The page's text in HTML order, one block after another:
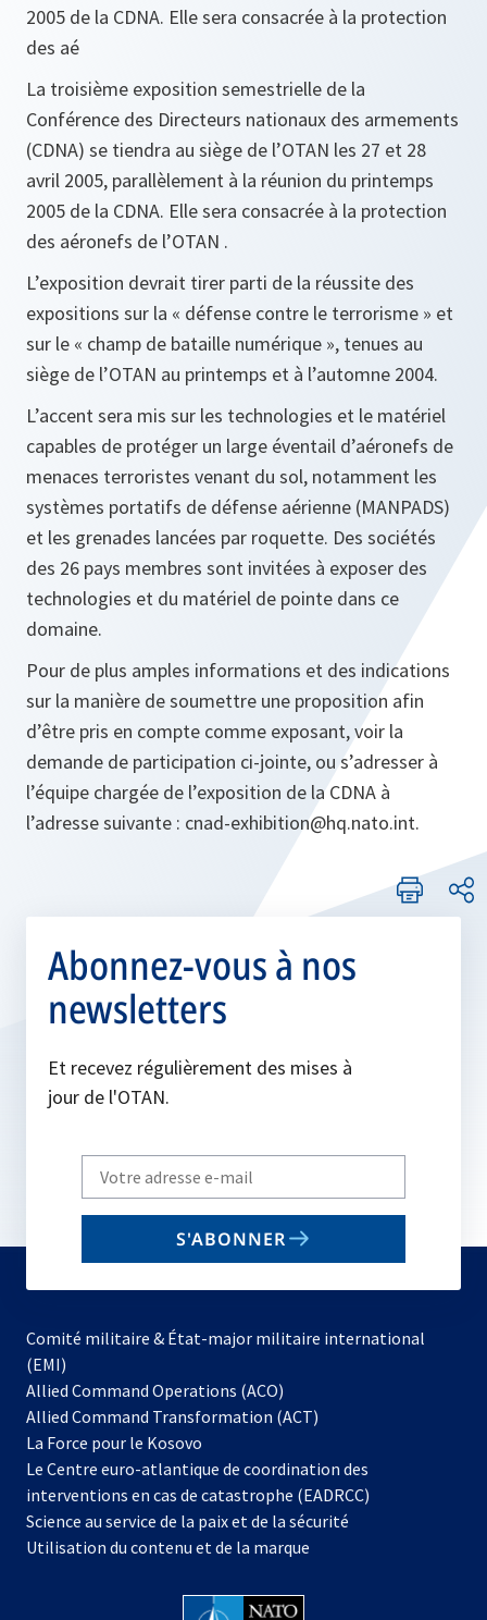
2005 de la CDNA. Elle sera consacrée à la protection
des aé
La troisième exposition semestrielle de la
Conférence des Directeurs nationaux des armements
(CDNA) se tiendra au siège de l’OTAN les 27 et 28
avril 2005, parallèlement à la réunion du printemps
2005 de la CDNA. Elle sera consacrée à la protection
des aéronefs de l’OTAN .
L’exposition devrait tirer parti de la réussite des
expositions sur la « défense contre le terrorisme » et
sur le « champ de bataille numérique », tenues au
siège de l’OTAN au printemps et à l’automne 2004.
L’accent sera mis sur les technologies et le matériel
capables de protéger un large éventail d’aéronefs de
menaces terroristes venant du sol, notamment les
systèmes portatifs de défense aérienne (MANPADS)
et les grenades lancées par roquette. Des sociétés
des 26 pays membres sont invitées à exposer des
technologies et du matériel de pointe dans ce
domaine.
Pour de plus amples informations et des indications
sur la manière de soumettre une proposition afin
d’être pris en compte comme exposant, voir la
demande de participation ci-jointe, ou s’adresser à
l’équipe chargée de l’exposition de la CDNA à
l’adresse suivante : cnad-exhibition@hq.nato.int.
Abonnez-vous à nos
newsletters
Et recevez régulièrement des mises à
jour de l'OTAN.
Write
your
email
S'ABONNER
Comité militaire & État-major militaire international
(EMI)
Allied Command Operations (ACO)
dans
nouvel
onglet
Allied Command Transformation (ACT)
La Force pour le Kosovo
dans
un
nouvel
onglet
Le Centre euro-atlantique de coordination des
interventions en cas de catastrophe (EADRCC)
Science au service de la paix et de la sécurité
Utilisation du contenu et de la marque